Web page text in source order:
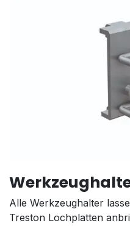
Alle Werkzeughalter
Treston Lochplatten